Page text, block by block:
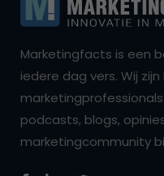
Marketingfacts is een
iedere dag vers. Wij
podcasts, blogs,
marketingcommunity